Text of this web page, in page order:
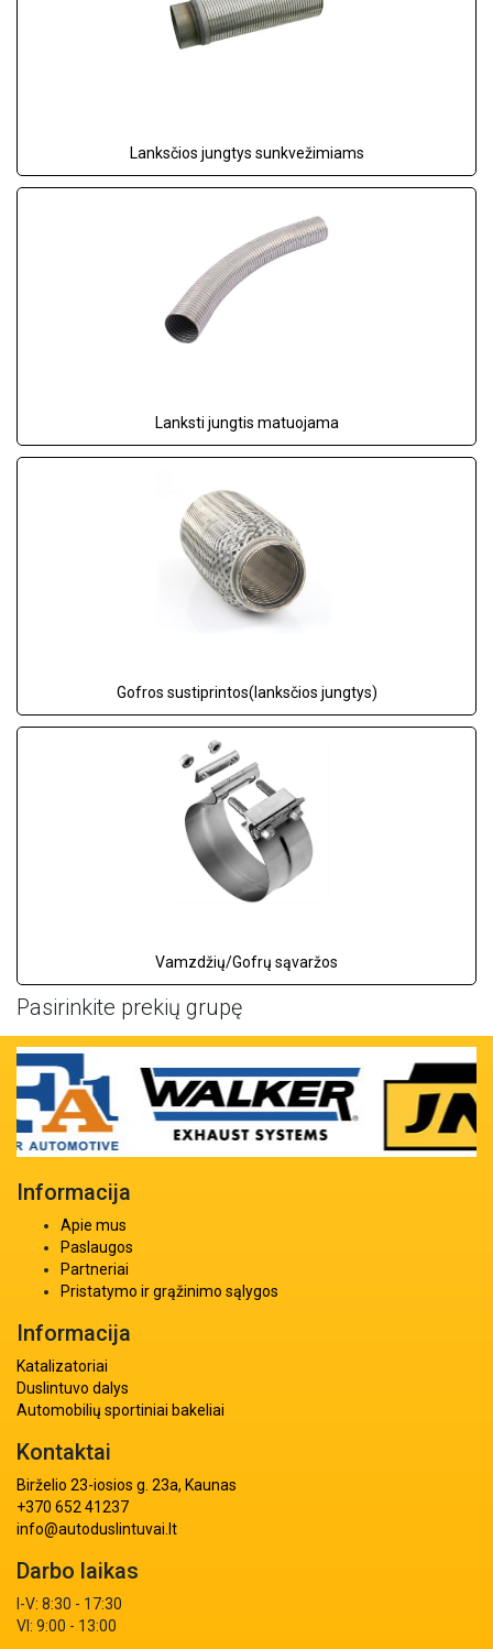
Lanksčios jungtys sunkvežimiams
Lanksti jungtis matuojama
Gofros sustiprintos(lanksčios jungtys)
Vamzdžių/Gofrų sąvaržos
Pasirinkite prekių grupę
Informacija
Apie mus
Paslaugos
Partneriai
Pristatymo ir grąžinimo sąlygos
Informacija
Katalizatoriai
Duslintuvo dalys
Automobilių sportiniai bakeliai
Kontaktai
Birželio 23-iosios g. 23a, Kaunas
+370 652 41237
info@autoduslintuvai.lt
Darbo laikas
I-V: 8:30 - 17:30
VI: 9:00 - 13:00